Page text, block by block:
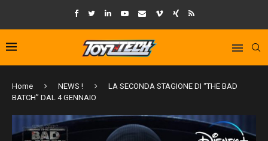
Home NEWS !
LA SECONDA STAGIONE DI “THE BAD
BATCH” DAL 4 GENNAIO